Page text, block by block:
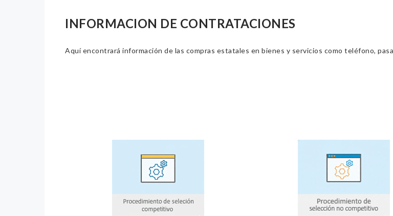
INFORMACION DE CONTRATACIONES
Aquí encontrará información de las compras estatales en bienes y servicios como teléfono,